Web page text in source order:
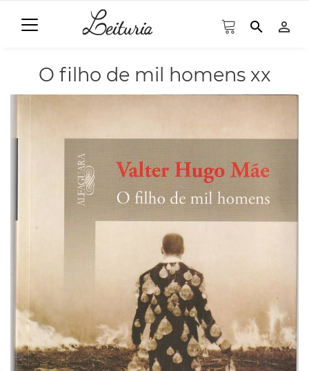
search person_outline
O filho de mil homens xx